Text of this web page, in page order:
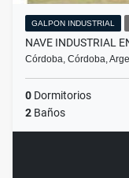
GALPON INDUSTRIAL
NAVE INDUSTRIAL
Córdoba, Córdoba,
0 Dormitorios
2 Baños